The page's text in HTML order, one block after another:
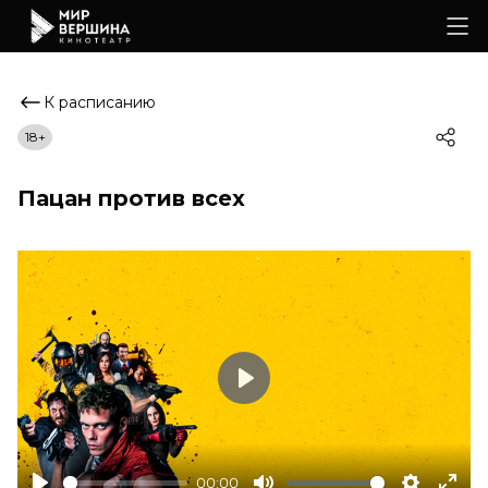
К расписанию
Пацан против всех
18+
00:00
Play